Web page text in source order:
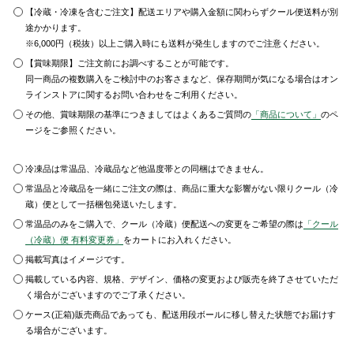
【冷蔵・冷凍を含むご注文】配送エリアや購入金額に関わらずクール便送料が別
途かかります。
※6,000円（税抜）以上ご購入時にも送料が発生しますのでご注意ください。
【賞味期限】ご注文前にお調べすることが可能です。
同一商品の複数購入をご検討中のお客さまなど、保存期間が気になる場合はオン
ラインストアに関するお問い合わせをご利用ください。
その他、賞味期限の基準につきましてはよくあるご質問の 「商品について」のペ
ージをご参照ください。
冷凍品は常温品、冷蔵品など他温度帯との同梱はできません。
常温品と冷蔵品を一緒にご注文の際は、商品に重大な影響がない限りクール（冷
蔵）便として一括梱包発送いたします。
常温品のみをご購入で、クール（冷蔵）便配送への変更をご希望の際は 「クール
（冷蔵）便 有料変更券」 をカートにお入れください。
掲載写真はイメージです。
掲載している内容、規格、デザイン、価格の変更および販売を終了させていただ
く場合がございますのでご了承ください。
ケース(正箱)販売商品であっても、配送用段ボールに移し替えた状態でお届けす
る場合がございます。